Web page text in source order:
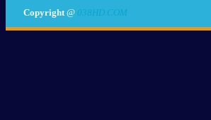
Copyright@ 038HD.COM